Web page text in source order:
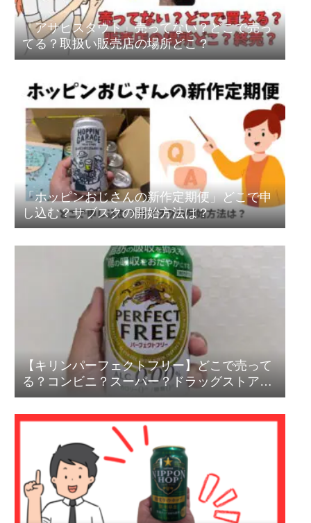
「アサヒスタウト」売ってない？どこで売っ
てる？取扱い販売店の場所どこ？
「ホッピンおじさんの新作定期便」どこで申
し込む？サブスクの開始方法は？
【キリンパーフェクトフリー】どこで売って
る？コンビニ？スーパー？ドラッグストア？
売ってない？